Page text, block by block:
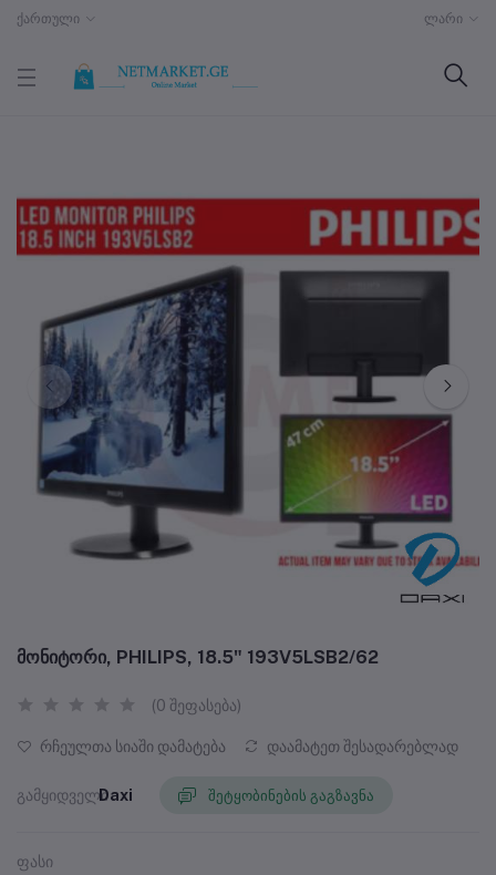
ქართული ლარი
მონიტორი, PHILIPS, 18.5" 193V5LSB2/62
(0 შეფასება)
რჩეულთა სიაში დამატება დაამატეთ შესადარებლად
გამყიდველიDaxi შეტყობინების გაგზავნა
ფასი